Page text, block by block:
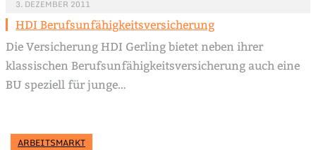
3. DEZEMBER 2011
HDI Berufsunfähigkeitsversicherung
Die Versicherung HDI Gerling bietet neben ihrer
klassischen Berufsunfähigkeitsversicherung auch eine
BU speziell für junge…
ARBEITSMARKT